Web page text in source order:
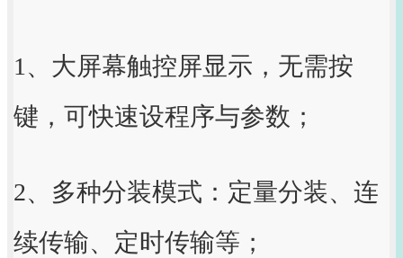
1、大屏幕触控屏显示，无需按
键，可快速设程序与参数；
2、多种分装模式：定量分装、连
续传输、定时传输等；